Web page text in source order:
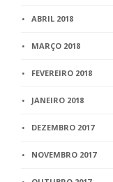
ABRIL 2018
MARÇO 2018
FEVEREIRO 2018
JANEIRO 2018
DEZEMBRO 2017
NOVEMBRO 2017